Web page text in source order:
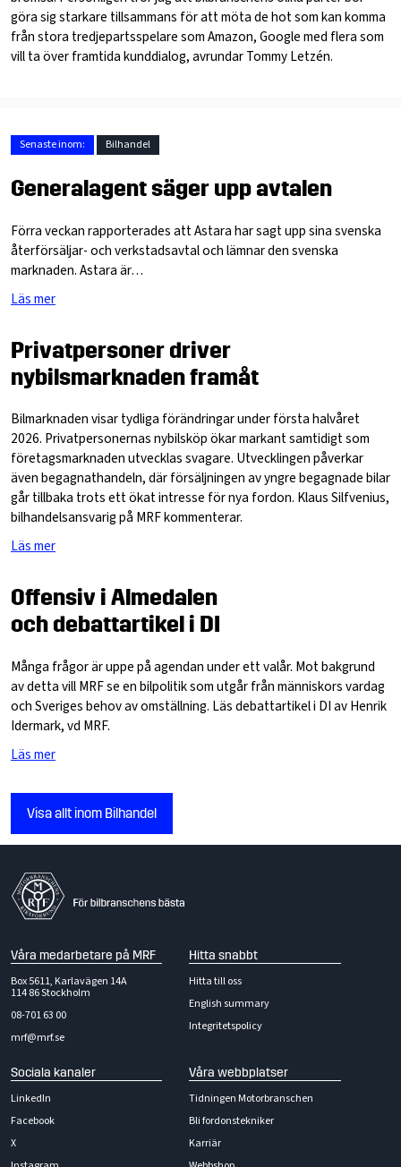
göra sig starkare tillsammans för att möta de hot som kan komma
från stora tredjepartsspelare som Amazon, Google med flera som
vill ta över framtida kunddialog, avrundar Tommy Letzén.
Senaste inom: Bilhandel
Generalagent säger upp avtalen
Förra veckan rapporterades att Astara har sagt upp sina svenska
återförsäljar- och verkstadsavtal och lämnar den svenska
marknaden. Astara är…
Läs mer
Privatpersoner driver
nybilsmarknaden framåt
Bilmarknaden visar tydliga förändringar under första halvåret
2026. Privatpersonernas nybilsköp ökar markant samtidigt som
företagsmarknaden utvecklas svagare. Utvecklingen påverkar
även begagnathandeln, där försäljningen av yngre begagnade bilar
går tillbaka trots ett ökat intresse för nya fordon. Klaus Silfvenius,
bilhandelsansvarig på MRF kommenterar.
Läs mer
Offensiv i Almedalen
och debattartikel i DI
Många frågor är uppe på agendan under ett valår. Mot bakgrund
av detta vill MRF se en bilpolitik som utgår från människors vardag
och Sveriges behov av omställning. Läs debattartikel i DI av Henrik
Idermark, vd MRF.
Läs mer
Visa allt inom Bilhandel
Våra medarbetare på MRF
Box 5611, Karlavägen 14A
114 86 Stockholm
08-701 63 00
mrf@mrf.se
Hitta snabbt
Hitta till oss
English summary
Integritetspolicy
Sociala kanaler
LinkedIn
Facebook
X
Våra webbplatser
Tidningen Motorbranschen
Bli fordonstekniker
Karriär